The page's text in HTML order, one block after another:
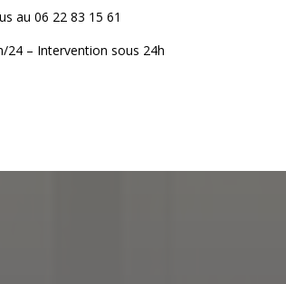
au 06 22 83 15 61
24 – Intervention sous 24h